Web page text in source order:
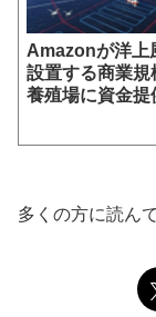
Amazonが洋上
設置する商業規
養殖場に資金提
多くの方に読ん